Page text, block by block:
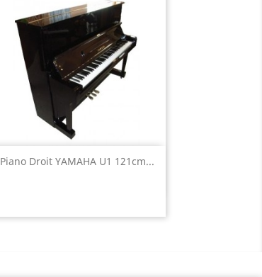
Piano Droit YAMAHA U1 121cm...
Aperçu rapide